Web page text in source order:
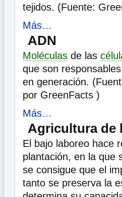
tejidos. (Fuente:
Más…
ADN
Moléculas de las
que son
en generación.
por GreenFacts )
Más…
Agricultura de
El bajo laboreo hace
plantación, en la que
se consigue que el
tanto se preserva la